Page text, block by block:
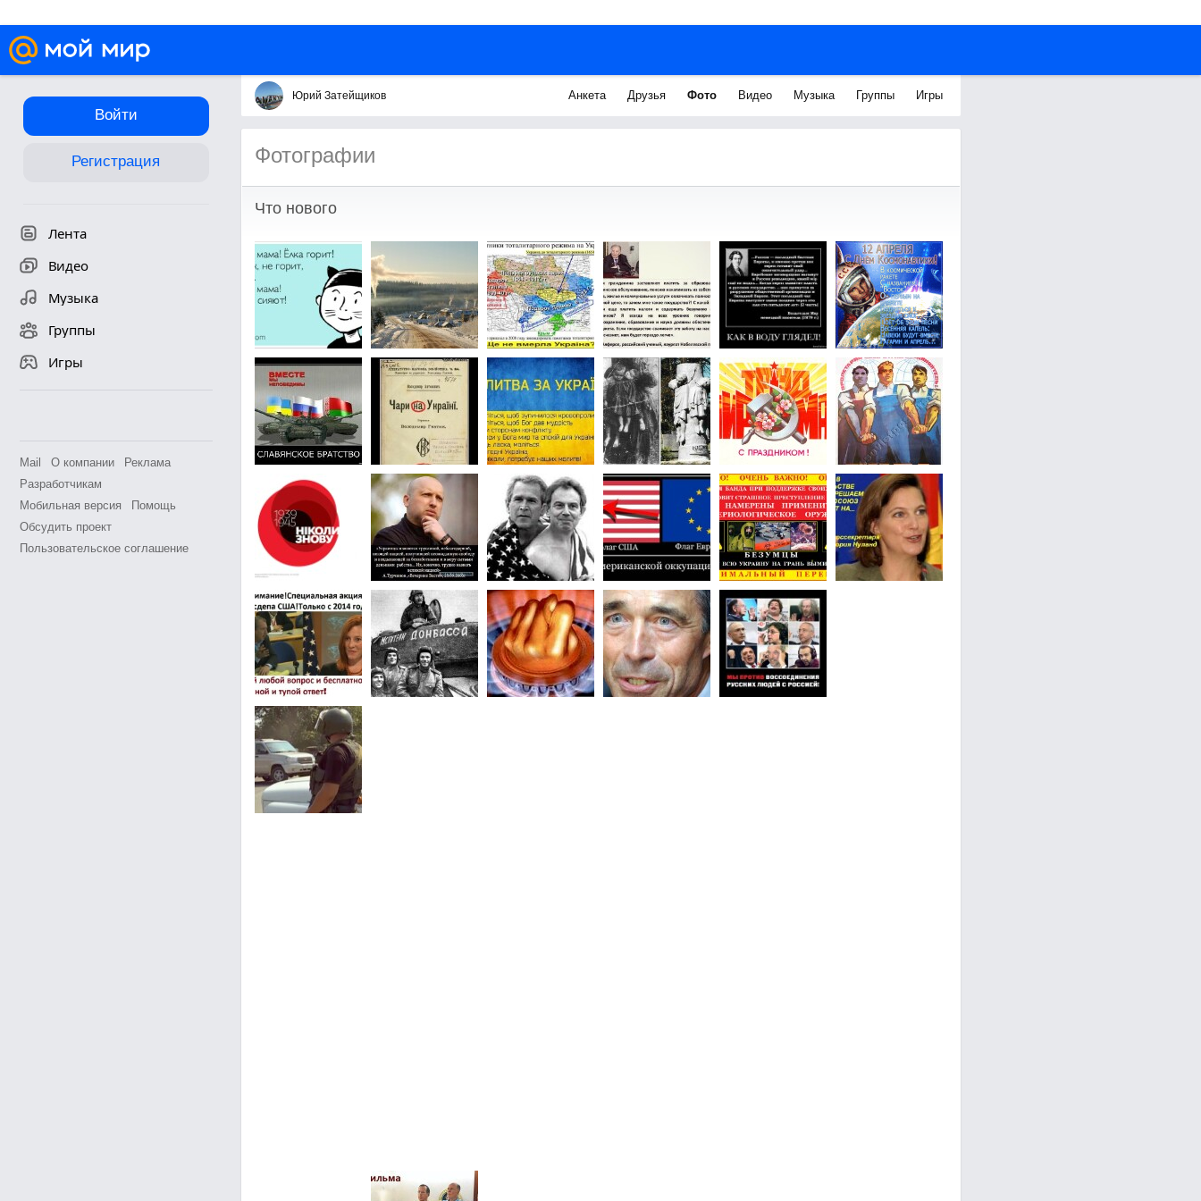
Войти
Регистрация
Лента
Видео
Музыка
Группы
Игры
Mail О компании
Реклама
Разработчикам
Мобильная версия
Помощь
Обсудить проект
Пользовательское соглашение
Юрий Затейщиков Анкета Друзья Фото Видео Музыка Группы Игры
Фотографии
Что нового